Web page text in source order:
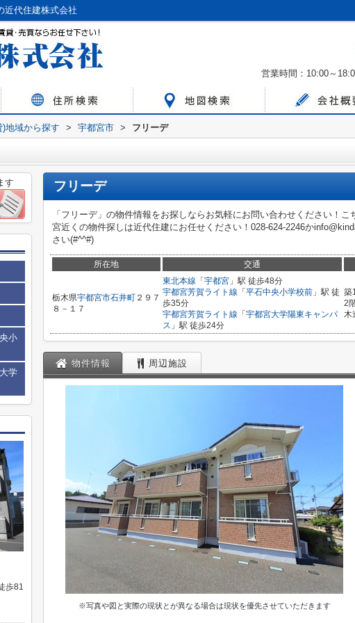
近代住建株式会社
営業時間：10:00～
)地域から探す > 宇都宮市 > フリーデ
フリーデ
「フリーデ」の物件情報をお探しならお気軽にお問い合わせください！
宮近くの物件探しは近代住建にお任せください！028-624-2246か
さい(#^^#)
所在地 交通
栃木県宇都宮市石井町 ２９７
８－１７
東北本線 「 宇都宮 」駅 徒歩48分
宇都宮芳賀ライト線 「 平石中央小学校前 」駅 徒
歩35分
宇都宮芳賀ライト線 「 宇都宮大学陽東キャンパ
ス 」駅 徒歩24分
築
2
木
物件情報 周辺施設
※写真や図と実際の現状とが異なる場合は現状を優先させていただきます
す
小
学
歩81